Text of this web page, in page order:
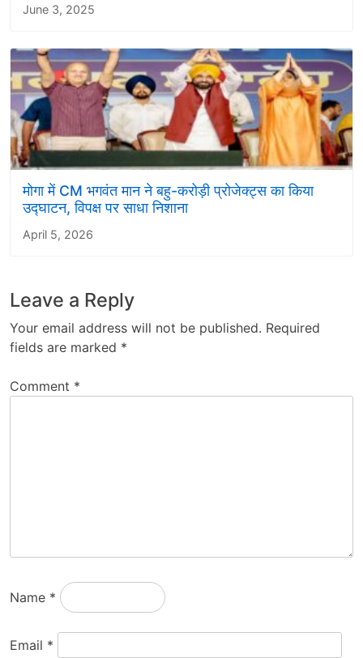
June 3, 2025
मोगा में CM भगवंत मान ने बहु-करोड़ी प्रोजेक्ट्स का किया
उद्घाटन, विपक्ष पर साधा निशाना
April 5, 2026
Leave a Reply
Your email address will not be published. Required
fields are marked *
Comment *
Name *
Email *